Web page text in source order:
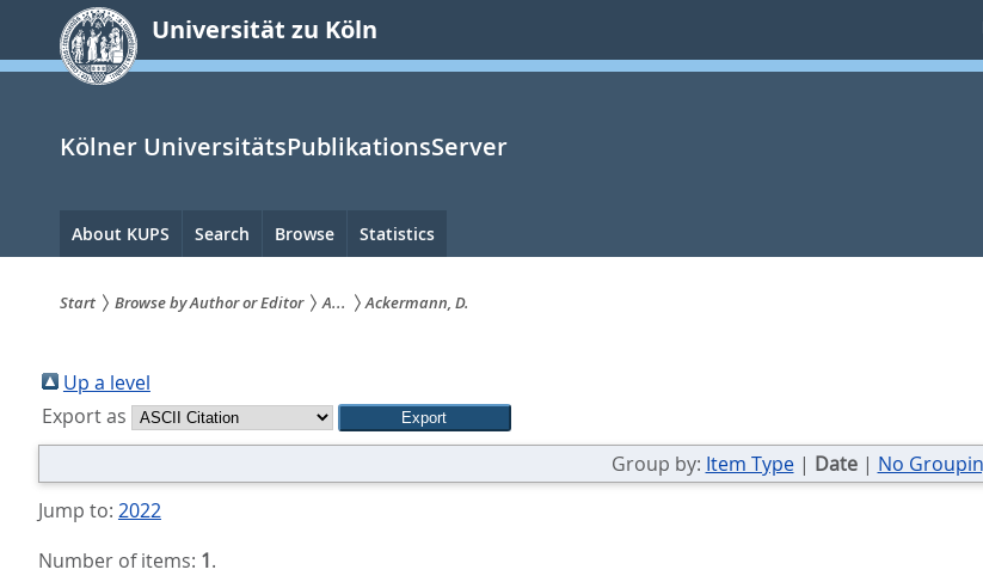
springen
Universität zu Köln
Kölner UniversitätsPublikationsServer
Hauptnavigation
About KUPS Search Browse Statistics
sind
hier:
Start Browse by Author or Editor A... Ackermann, D.
Up a level
Export as
Group by: Item Type| Date| No
Jump to: 2022
Number of items: 1.